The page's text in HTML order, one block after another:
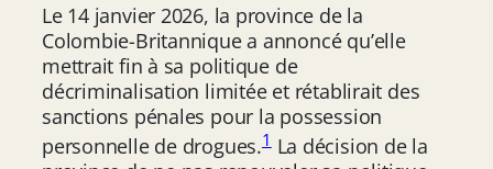
Le 14 janvier 2026, la province de la
Colombie-Britannique a annoncé qu’elle
mettrait fin à sa politique de
décriminalisation limitée et rétablirait des
sanctions pénales pour la possession
personnelle de drogues.1La décision de la